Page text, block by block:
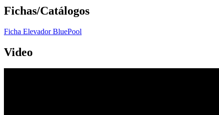
Fichas/Catálogos
Ficha Elevador BluePool
Video